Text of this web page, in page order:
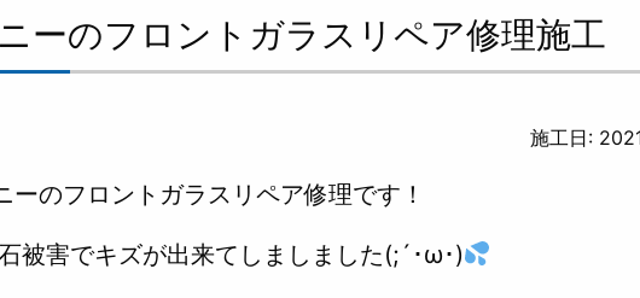
ーのフロントガラスリペア修理施工
施工日:
のフロントガラスリペア修理です！
被害でキズが出来てしましました(;´･ω･)